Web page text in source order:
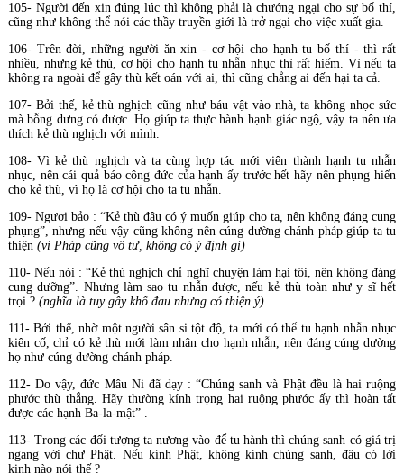
105- Người đến xin đúng lúc thì không phải là chướng ngại cho sự bố thí,
cũng như không thể nói các thầy truyền giới là trở ngại cho việc xuất gia.
106- Trên đời, những người ăn xin - cơ hội cho hạnh tu bố thí - thì rất
nhiều, nhưng kẻ thù, cơ hội cho hạnh tu nhẫn nhục thì rất hiếm. Vì nếu ta
không ra ngoài để gây thù kết oán với ai, thì cũng chẳng ai đến hại ta cả.
107- Bởi thế, kẻ thù nghịch cũng như báu vật vào nhà, ta không nhọc sức
mà bỗng dưng có được. Họ giúp ta thực hành hạnh giác ngộ, vậy ta nên ưa
thích kẻ thù nghịch với mình.
108- Vì kẻ thù nghịch và ta cùng hợp tác mới viên thành hạnh tu nhẫn
nhục, nên cái quả báo công đức của hạnh ấy trước hết hãy nên phụng hiến
cho kẻ thù, vì họ là cơ hội cho ta tu nhẫn.
109- Ngươi bảo : “Kẻ thù đâu có ý muốn giúp cho ta, nên không đáng cung
phụng”, nhưng nếu vậy cũng không nên cúng dường chánh pháp giúp ta tu
thiện (vì Pháp cũng vô tư, không có ý định gì)
110- Nếu nói : “Kẻ thù nghịch chỉ nghĩ chuyện làm hại tôi, nên không đáng
cung dưỡng”. Nhưng làm sao tu nhẫn được, nếu kẻ thù toàn như y sĩ hết
trọi ? (nghĩa là tuy gây khổ đau nhưng có thiện ý)
111- Bởi thế, nhờ một người sân si tột độ, ta mới có thể tu hạnh nhẫn nhục
kiên cố, chỉ có kẻ thù mới làm nhân cho hạnh nhẫn, nên đáng cúng dường
họ như cúng dường chánh pháp.
112- Do vậy, đức Mâu Ni đã dạy : “Chúng sanh và Phật đều là hai ruộng
phước thù thắng. Hãy thường kính trọng hai ruộng phước ấy thì hoàn tất
được các hạnh Ba-la-mật” .
113- Trong các đối tượng ta nương vào để tu hành thì chúng sanh có giá trị
ngang với chư Phật. Nếu kính Phật, không kính chúng sanh, đâu có lời
kinh nào nói thế ?